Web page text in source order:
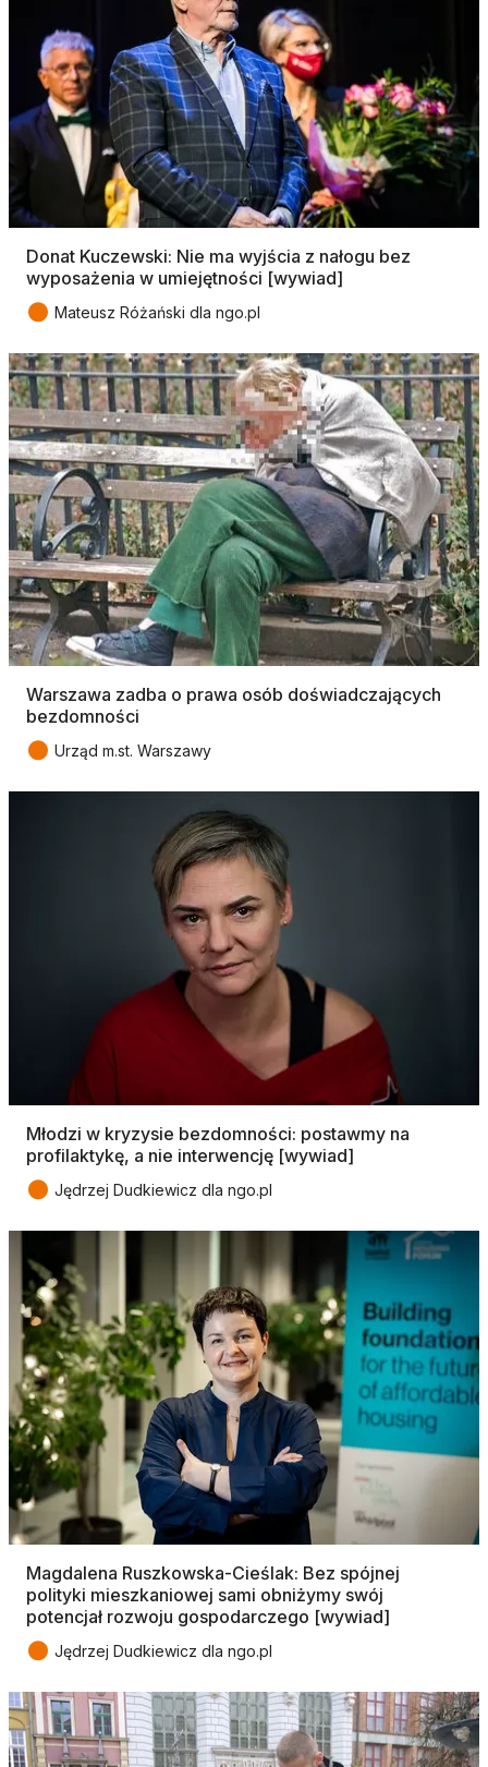
Donat Kuczewski: Nie ma wyjścia z nałogu bez
wyposażenia w umiejętności [wywiad]
● Mateusz Różański dla ngo.pl
Warszawa zadba o prawa osób doświadczających
bezdomności
● Urząd m.st. Warszawy
Młodzi w kryzysie bezdomności: postawmy na
profilaktykę, a nie interwencję [wywiad]
● Jędrzej Dudkiewicz dla ngo.pl
Magdalena Ruszkowska-Cieślak: Bez spójnej
polityki mieszkaniowej sami obniżymy swój
potencjał rozwoju gospodarczego [wywiad]
● Jędrzej Dudkiewicz dla ngo.pl